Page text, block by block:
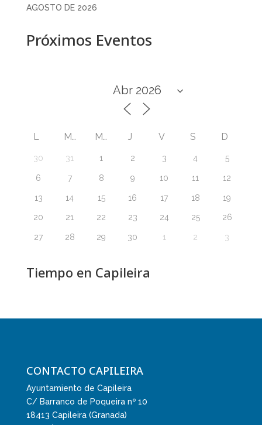
AGOSTO DE 2026
Próximos Eventos
L M M J V S D
30 31 1 2 3 4 5
6 7 8 9 10 11 12
13 14 15 16 17 18 19
20 21 22 23 24 25 26
27 28 29 30 1 2 3
Tiempo en Capileira
CONTACTO CAPILEIRA
Ayuntamiento de Capileira
C/ Barranco de Poqueira nº 10
18413 Capileira (Granada)